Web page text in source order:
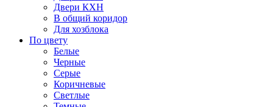
Двери КХН
В общий коридор
Для хозблока
По цвету
Белые
Черные
Серые
Коричневые
Светлые